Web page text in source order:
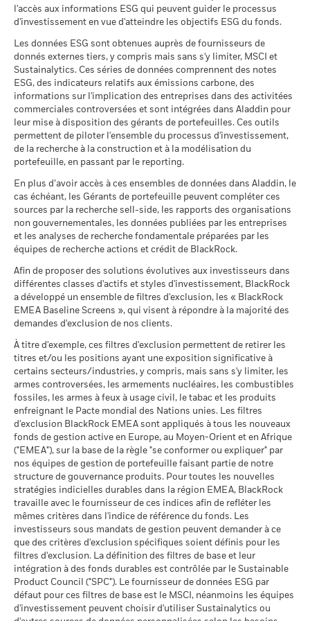
Values
Rendement total (%)
Indice de référence cible 1 (%)
2021 2022 2023 2024
0
2
End of interactive chart.
2022 2023 2024
Rendement total
(%) EUR
Indice de
référence cible 1
(%) EUR
5,3
frais courants. Les frais d’entrée/de sortie ne sont pas inclus
dans le calcul.
Les chiffres indiqués se rapportent aux performances
passées.Les performances passées ne sont pas un indicateur
fiable des performances futures. Les marchés pourraient
évoluer très différemment. Ceci peut vous aider à évaluer la
façon dont le fonds a été géré dans le passé
La performance est indiquée sur la base de la Valeur nette
d’inventaire (VNI), avec le revenu brut réinvesti le cas échéant.
Le rendement de votre investissement peut augmenter ou
diminuer en raison des fluctuations des devises si votre
investissement est effectué dans une devise autre que celle
utilisée dans le calcul des performances passées. Source :
Blackrock
minimum
Utilisation des revenus Distribution
Structure juridique UCITS
Catégorie Morningstar EUR High Yield Bond
Liquidité du fonds
Quotidienne, sur la base d'un
prix à terme
SEDOL BQZCN58
ACCORINVEST GROUP SA RegS 5.375
05/15/2030
0,79
PACHELBEL BIDCO SPA RegS 7.125 05/17/2031 0,76
Positions susceptibles de modification.
Des pondérations négatives peuvent être le résultat de
timing entre les dates de transaction et de règlement de titres
achetés par les Fonds) et/ou de l'utilisation de certains
instruments financiers, comme les produits dérivés, qui
peuvent être utilisés pour acquérir ou réduire une exposition
au marché et/ou à des fins de gestion des risques. Allocations
susceptibles de modification.
10 fonds sélectionnés sur les 11 fonds BlackRock Previous
1
et meilleures performances du produit, qui peuvent inclure
des données d’indice(s) de référence/d’indicateur de
Période de détention recommandée : 3 ans
Exemple d’investissement EUR 10 000
au
Scénarios
Minimal Il n’y a pas de rendement minimum
Tension
Ce que vous pourriez obtenir après
Rendement annuel moyen
Défavorable
Ce que vous pourriez obtenir après
Rendement annuel moyen
Intermédiaire
Ce que vous pourriez obtenir après
Rendement annuel moyen
Favorable
Ce que vous pourriez obtenir après
Rendement annuel moyen
Le scénario de tension montre ce que vous pourriez obtenir
dans des situations de marché extrêmes.
n'indique que le fonds adoptera une stratégie de placement
axée sur les impacts ou l'ESG ou des filtres d'exclusion. Pour
d’un fonds, veuillez vous reporter à son prospectus.
Pour consulter la méthodologie de MSCI sur laquelle
reposent les indicateurs de participation aux secteurs
d'activité, utilisez les liensci-dessous.
MSCI - Armes controversées
au 30/juin/2026
0,00%
MSCI - Armes nucléaires
au 30/juin/2026
0,00%
MSCI - Armes à feu civiles
au 30/juin/2026
0,00%
MSCI - Tabac
au 30/juin/2026
MSCI - Contrevenants au
Pacte mondial des Nations
Unies
au 30/juin/2026
0,00%
MSCI - Charbon thermique
au 30/juin/2026
0,00%
MSCI - Sables bitumineux
au 30/juin/2026
0,00%
Données sur la
participation aux secteurs
d'activité
au 30/juin/2026
47,48%
Pourcentage des avoirs du
fonds à l'égard desquels
des données ne sont pas
disponibles
au 30/juin/2026
L'exposition de BlackRock aux secteurs d'activité, telle qu'elle
est indiquée ci-dessus, pour le charbon thermique et les
sables bitumineux, est calculée et déclarée pour les
(French - Belgium^France)
BlackRock Global Funds - Annual Report
(French - Belgium^France)
BlackRock Global Funds - Annual Report
(French - France)
BlackRock Global Funds - Annual Report
(French)
BlackRock Global Funds - Annual report and
audited financial statements (French)
Sustainability related disclosure - EHYB-AGG
(en)
Sustainability related disclosure - EHYB-AGG
BlackRock Global Funds - Prospectus (French
- France)
BlackRock Global Funds - Prospectus
(English)
BlackRock Global Funds - Prospectus (French
- Belgium^France)
BlackRock Global Funds - Prospectus -
Addendum (French - France)
l'accès aux informations ESG qui peuvent guider le processus
d'investissement en vue d'atteindre les objectifs ESG du fonds.
Les données ESG sont obtenues auprès de fournisseurs de
donnés externes tiers, y compris mais sans s'y limiter, MSCI et
Sustainalytics. Ces séries de données comprennent des notes
ESG, des indicateurs relatifs aux émissions carbone, des
informations sur l'implication des entreprises dans des activitées
commerciales controversées et sont intégrées dans Aladdin pour
leur mise à disposition des gérants de portefeuilles. Ces outils
permettent de piloter l'ensemble du processus d'investissement,
de la recherche à la construction et à la modélisation du
portefeuille, en passant par le reporting.
En plus d’avoir accès à ces ensembles de données dans Aladdin, le
cas échéant, les Gérants de portefeuille peuvent compléter ces
sources par la recherche sell-side, les rapports des organisations
non gouvernementales, les données publiées par les entreprises
et les analyses de recherche fondamentale préparées par les
équipes de recherche actions et crédit de BlackRock.
Afin de proposer des solutions évolutives aux investisseurs dans
différentes classes d'actifs et styles d'investissement, BlackRock
a développé un ensemble de filtres d'exclusion, les « BlackRock
EMEA Baseline Screens », qui visent à répondre à la majorité des
demandes d'exclusion de nos clients.
À titre d'exemple, ces filtres d'exclusion permettent de retirer les
titres et/ou les positions ayant une exposition significative à
certains secteurs/industries, y compris, mais sans s'y limiter, les
armes controversées, les armements nucléaires, les combustibles
fossiles, les armes à feux à usage civil, le tabac et les produits
enfreignant le Pacte mondial des Nations unies. Les filtres
d'exclusion BlackRock EMEA sont appliqués à tous les nouveaux
fonds de gestion active en Europe, au Moyen-Orient et en Afrique
("EMEA"), sur la base de la règle "se conformer ou expliquer" par
nos équipes de gestion de portefeuille faisant partie de notre
structure de gouvernance produits. Pour toutes les nouvelles
stratégies indicielles durables dans la région EMEA, BlackRock
travaille avec le fournisseur de ces indices afin de refléter les
mêmes critères dans l'indice de référence du fonds. Les
investisseurs sous mandats de gestion peuvent demander à ce
que des critères d'exclusion spécifiques soient définis pour les
filtres d'exclusion. La définition des filtres de base et leur
intégration à des fonds durables est contrôlée par le Sustainable
Product Council ("SPC"). Le fournisseur de données ESG par
défaut pour ces filtres de base est le MSCI, néanmoins les équipes
d'investissement peuvent choisir d'utiliser Sustainalytics ou